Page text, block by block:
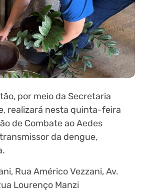
por meio da Secretaria
realizará nesta quinta-feira
de Combate ao Aedes
da dengue,
Rua Américo Vezzani, Av.
Lourenço Manzi